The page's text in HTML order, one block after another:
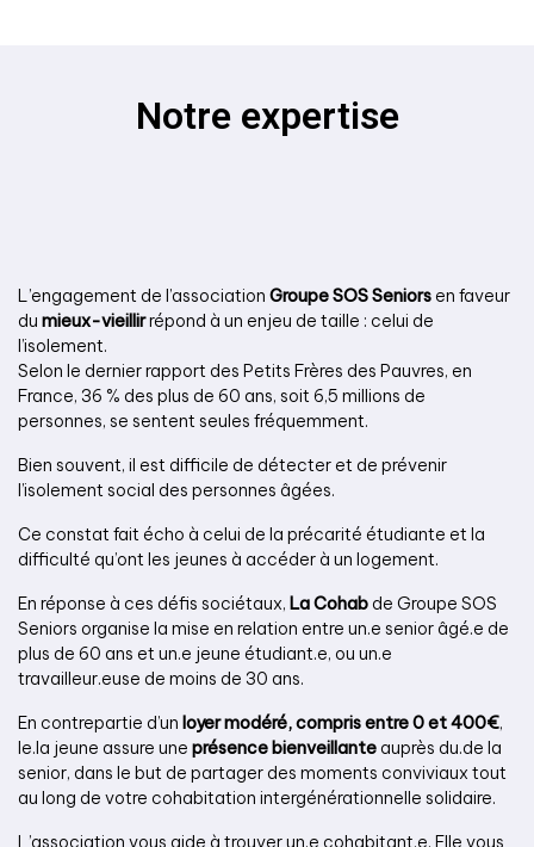
Notre expertise
L’engagement de l’association Groupe SOS Seniors en faveur
du mieux-vieillirrépond à un enjeu de taille : celui de
l’isolement.
Selon le dernier rapport des Petits Frères des Pauvres, en
France, 36 % des plus de 60 ans, soit 6,5 millions de
personnes, se sentent seules fréquemment.
Bien souvent, il est difficile de détecter et de prévenir
l’isolement social des personnes âgées.
Ce constat fait écho à celui de la précarité étudiante et la
difficulté qu’ont les jeunes à accéder à un logement.
En réponse à ces défis sociétaux, La Cohab de Groupe SOS
Seniors organise la mise en relation entre un.e senior âgé.e de
plus de 60 ans et un.e jeune étudiant.e, ou un.e
travailleur.euse de moins de 30 ans.
En contrepartie d’un loyer modéré, compris entre 0 et 400€,
le.la jeune assure une présence bienveillante auprès du.de la
senior, dans le but de partager des moments conviviaux tout
au long de votre cohabitation intergénérationnelle solidaire.
L’association vous aide à trouver un.e cohabitant.e. Elle vous